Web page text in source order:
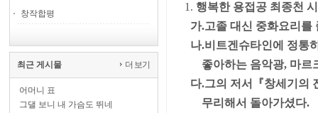
창작합평
최근 게시물 더 보기
어머니 표
그댈 보니 내 가슴도 뛰네
1. 행복한 용접공 최종천
가.고졸 대신 중화요리를
나.비트겐슈타인에 정통
좋아하는 음악광, 마르
다.그의 저서
『창세기의
무리해서 돌아가셨다.